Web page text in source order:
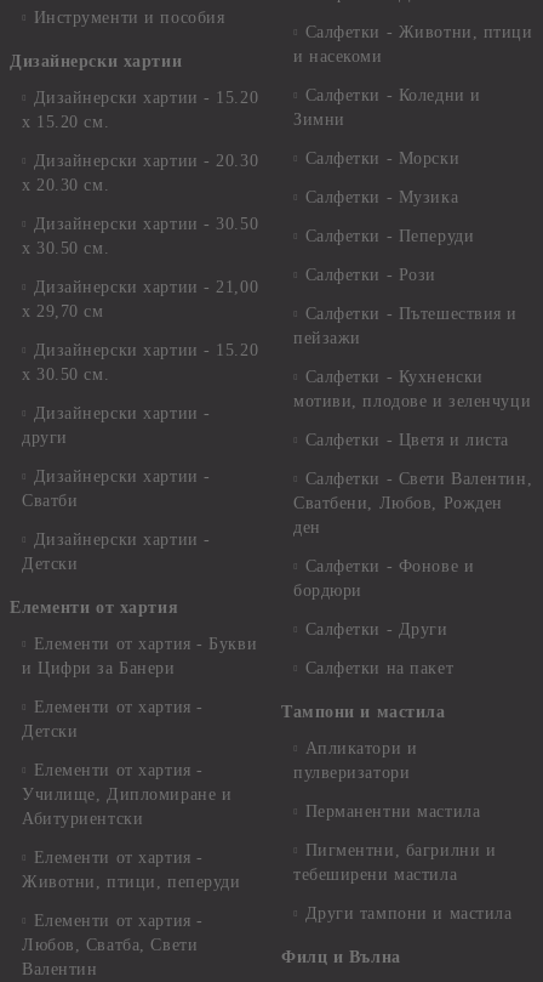
Инструменти и пособия
Дизайнерски хартии
Дизайнерски хартии - 15.20
х 15.20 см.
Дизайнерски хартии - 20.30
х 20.30 см.
Дизайнерски хартии - 30.50
х 30.50 см.
Дизайнерски хартии - 21,00
х 29,70 см
Дизайнерски хартии - 15.20
x 30.50 см.
Дизайнерски хартии -
други
Дизайнерски хартии -
Сватби
Дизайнерски хартии -
Детски
Елементи от хартия
Елементи от хартия - Букви
и Цифри за Банери
Елементи от хартия -
Детски
Елементи от хартия -
Училище, Дипломиране и
Абитуриентски
Елементи от хартия -
Животни, птици, пеперуди
Елементи от хартия -
Любов, Сватба, Свети
Валентин
Салфетки - Животни, птици
и насекоми
Салфетки - Коледни и
Зимни
Салфетки - Морски
Салфетки - Музика
Салфетки - Пеперуди
Салфетки - Рози
Салфетки - Пътешествия и
пейзажи
Салфетки - Кухненски
мотиви, плодове и зеленчуци
Салфетки - Цветя и листа
Салфетки - Свети Валентин,
Сватбени, Любов, Рожден
ден
Салфетки - Фонове и
бордюри
Салфетки - Други
Салфетки на пакет
Тампони и мастила
Апликатори и
пулверизатори
Перманентни мастила
Пигментни, багрилни и
тебеширени мастила
Други тампони и мастила
Филц и Вълна